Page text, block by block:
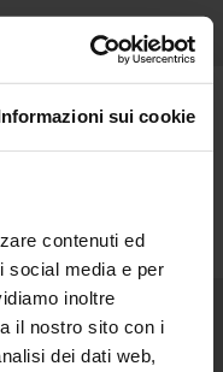
sui cookie
contenuti ed
social media e per
inoltre
il nostro sito con i
dei dati web,